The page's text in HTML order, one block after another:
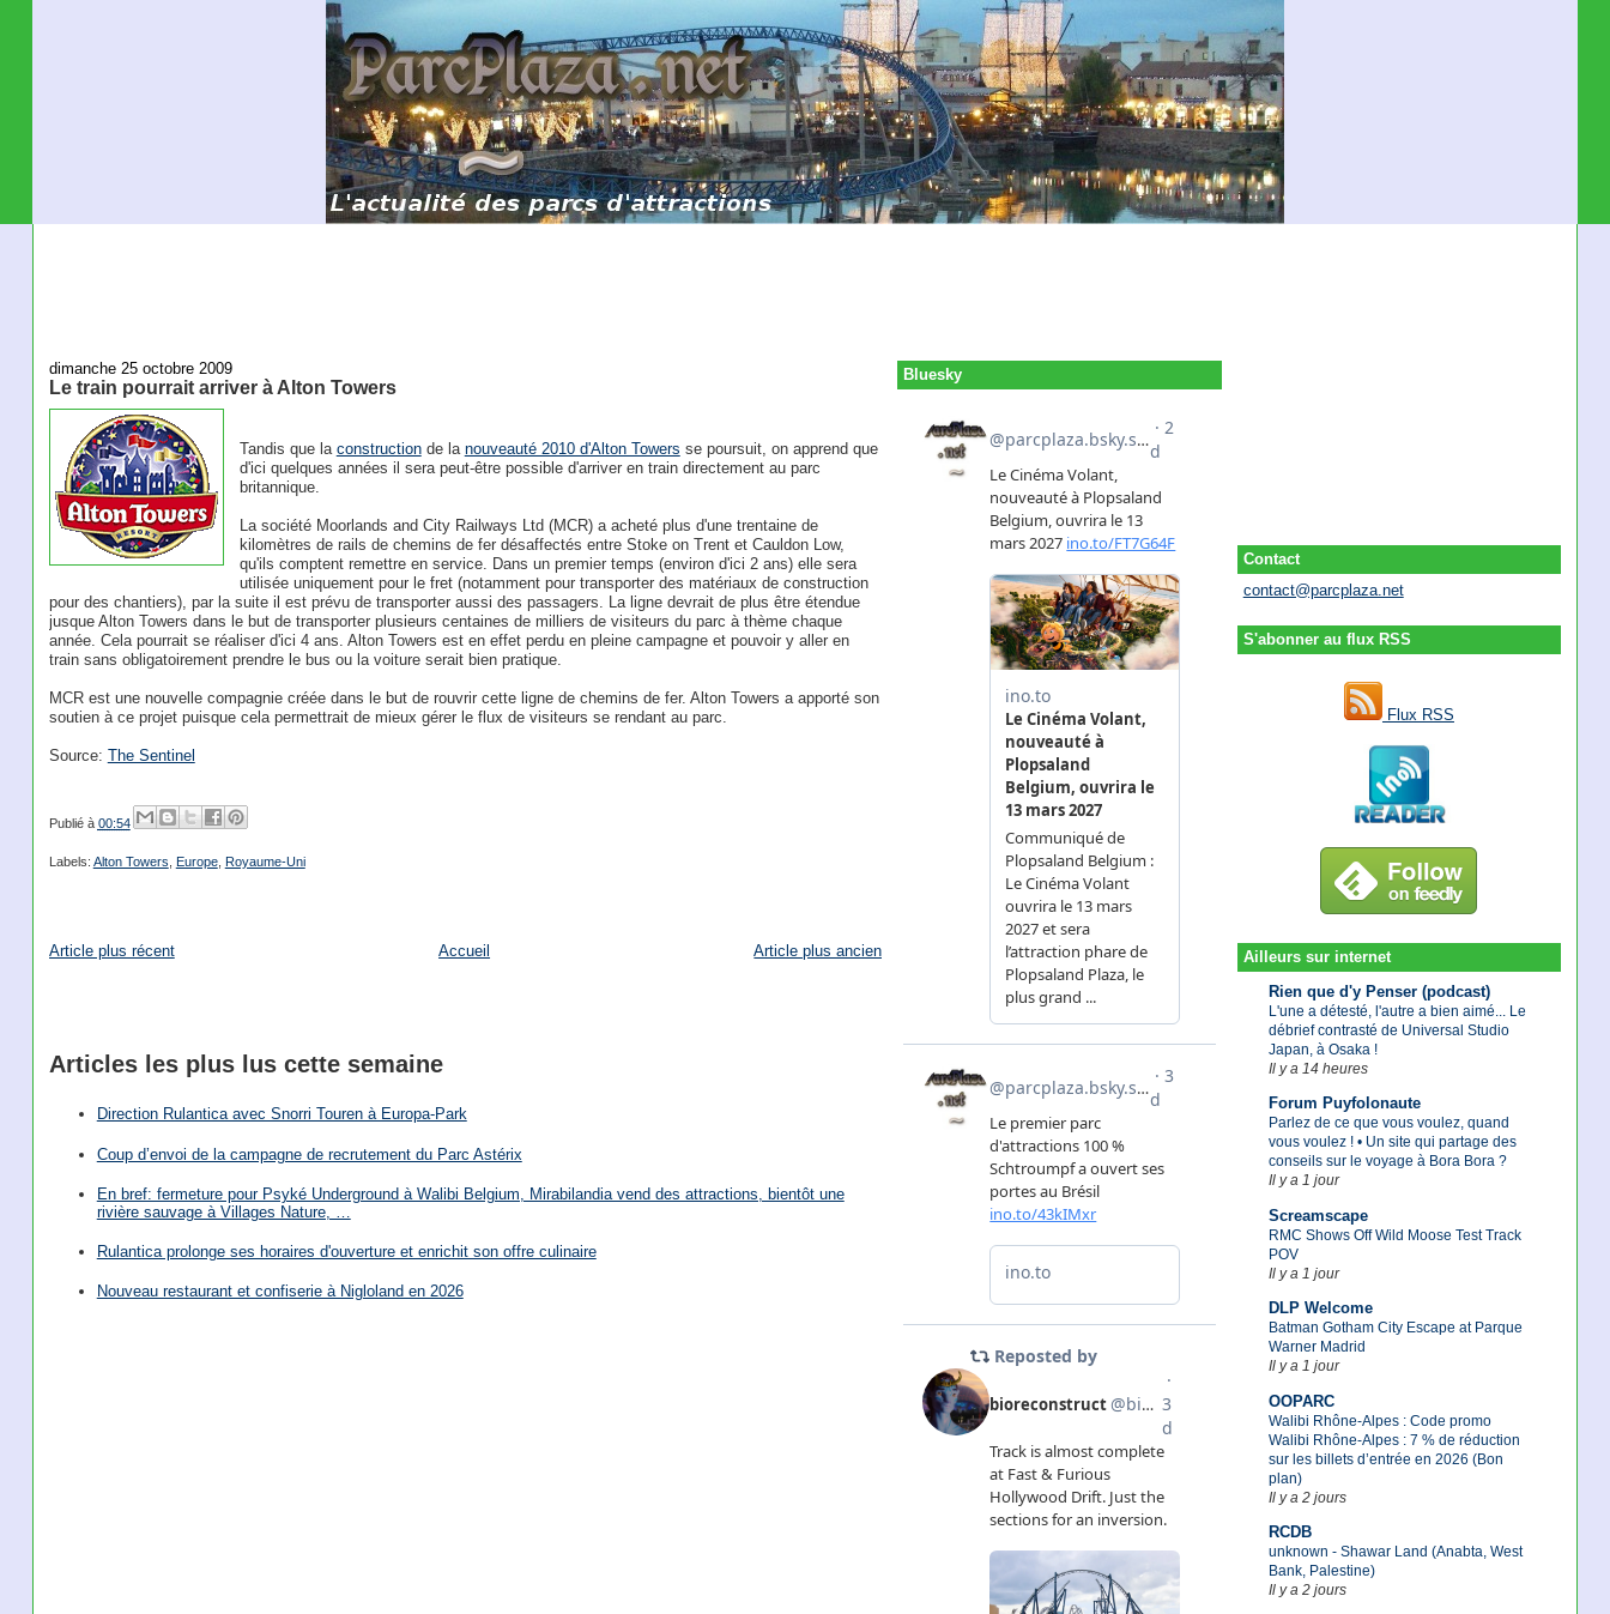
Contact
contact@parcplaza.net
S'abonner au flux RSS
Flux RSS
Ailleurs sur internet
Rien que d'y Penser (podcast)
L'une a détesté, l'autre a bien aimé... Le
débrief contrasté de Universal Studio
Japan, à Osaka !
Il y a 14 heures
Forum Puyfolonaute
Parlez de ce que vous voulez, quand
vous voulez ! • Un site qui partage des
conseils sur le voyage à Bora Bora ?
Il y a 1 jour
Screamscape
RMC Shows Off Wild Moose Test Track
POV
Il y a 1 jour
DLP Welcome
Batman Gotham City Escape at Parque
Warner Madrid
Il y a 1 jour
OOPARC
Walibi Rhône-Alpes : Code promo
Walibi Rhône-Alpes : 7 % de réduction
sur les billets d’entrée en 2026 (Bon
plan)
Il y a 2 jours
RCDB
unknown - Shawar Land (Anabta, West
Bank, Palestine)
Il y a 2 jours
dimanche 25 octobre 2009
Le train pourrait arriver à Alton Towers
Tandis que la constructionde la nouveauté 2010 d'Alton Towers se poursuit, on apprend que
d'ici quelques années il sera peut-être possible d'arriver en train directement au parc
britannique.
La société Moorlands and City Railways Ltd (MCR) a acheté plus d'une trentaine de
kilomètres de rails de chemins de fer désaffectés entre Stoke on Trent et Cauldon Low,
qu'ils comptent remettre en service. Dans un premier temps (environ d'ici 2 ans) elle sera
utilisée uniquement pour le fret (notamment pour transporter des matériaux de construction
pour des chantiers), par la suite il est prévu de transporter aussi des passagers. La ligne devrait de plus être étendue
jusque Alton Towers dans le but de transporter plusieurs centaines de milliers de visiteurs du parc à thème chaque
année. Cela pourrait se réaliser d'ici 4 ans. Alton Towers est en effet perdu en pleine campagne et pouvoir y aller en
train sans obligatoirement prendre le bus ou la voiture serait bien pratique.
MCR est une nouvelle compagnie créée dans le but de rouvrir cette ligne de chemins de fer. Alton Towers a apporté son
soutien à ce projet puisque cela permettrait de mieux gérer le flux de visiteurs se rendant au parc.
Source: The Sentinel
Publié à 00:54
Labels: Alton Towers Europe, Royaume-Uni
Article plus récent Article plus ancien
Accueil
Articles les plus lus cette semaine
Direction Rulantica avec Snorri Touren à Europa-Park
Coup d’envoi de la campagne de recrutement du Parc Astérix
En bref: fermeture pour Psyké Underground à Walibi Belgium, Mirabilandia vend des attractions, bientôt une
rivière sauvage à Villages Nature, …
Rulantica prolonge ses horaires d'ouverture et enrichit son offre culinaire
Nouveau restaurant et confiserie à Nigloland en 2026
Bluesky